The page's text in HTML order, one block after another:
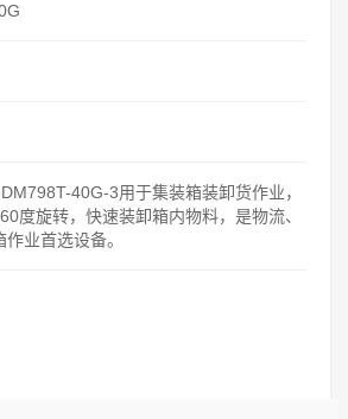
40G-3用于集装箱装卸货作业，
度旋转，快速装卸箱内物料，是物流、
业首选设备。